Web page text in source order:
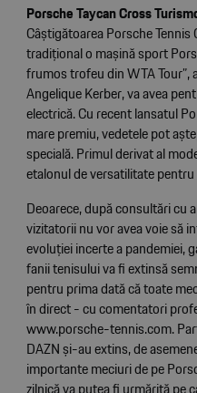
Porsche Taycan Cross
Câștigătoarea Porsche
tradițional o mașină sport
frumos trofeu din WTA Tour”,
Angelique Kerber, va avea
electrică. Cu recent lansatul
mare premiu, vedetele pot
specială. Primul derivat al
etalonul de versatilitate
Deoarece, după consultări cu
vizitatorii nu vor avea voie să
evoluției incerte a pandemiei,
fanii tenisului va fi extinsă
pentru prima dată că toate
în direct - cu comentatori
www.porsche-tennis.com.
DAZN și-au extins, de
importante meciuri de pe